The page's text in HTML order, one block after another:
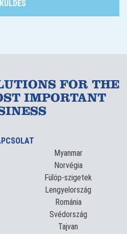
FOR THE
IMPORTANT
Myanmar
Norvégia
Fülöp-szigetek
Lengyelország
Románia
Svédország
Tajvan